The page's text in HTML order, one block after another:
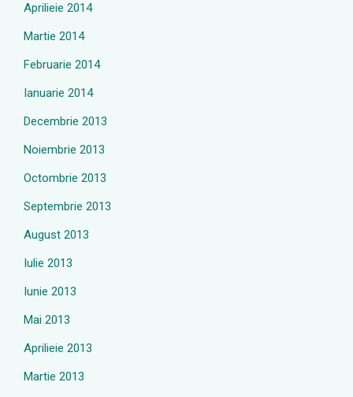
Aprilieie 2014
Martie 2014
Februarie 2014
Ianuarie 2014
Decembrie 2013
Noiembrie 2013
Octombrie 2013
Septembrie 2013
August 2013
Iulie 2013
Iunie 2013
Mai 2013
Aprilieie 2013
Martie 2013